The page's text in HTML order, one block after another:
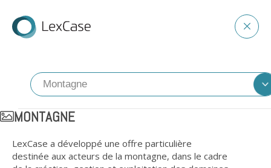
MONTAGNE
LexCase a développé une offre particulière
destinée aux acteurs de la montagne, dans le cadre